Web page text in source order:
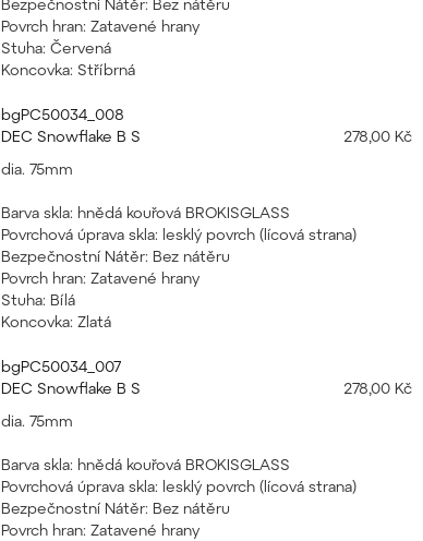
Bezpečnostní Nátěr: Bez nátěru
Povrch hran: Zatavené hrany
Stuha: Červená
Koncovka: Stříbrná
bgPC50034_008
DEC Snowflake B S
278,00 Kč
dia. 75mm
Barva skla: hnědá kouřová BROKISGLASS
Povrchová úprava skla: lesklý povrch (lícová strana)
Bezpečnostní Nátěr: Bez nátěru
Povrch hran: Zatavené hrany
Stuha: Bílá
Koncovka: Zlatá
bgPC50034_007
DEC Snowflake B S
278,00 Kč
dia. 75mm
Barva skla: hnědá kouřová BROKISGLASS
Povrchová úprava skla: lesklý povrch (lícová strana)
Bezpečnostní Nátěr: Bez nátěru
Povrch hran: Zatavené hrany